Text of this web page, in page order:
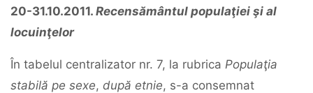
20-31.10.2011. Recensământul populaţiei şi al
locuinţelor
În tabelul centralizator nr. 7, la rubrica Populaţia
stabilă pe sexe, după etnie, s-a consemnat